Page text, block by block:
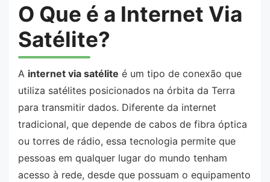
O Que é a Internet Via
Satélite?
A internet via satélite é um tipo de conexão que
utiliza satélites posicionados na órbita da Terra
para transmitir dados. Diferente da internet
tradicional, que depende de cabos de fibra óptica
ou torres de rádio, essa tecnologia permite que
pessoas em qualquer lugar do mundo tenham
acesso à rede, desde que possuam o equipamento